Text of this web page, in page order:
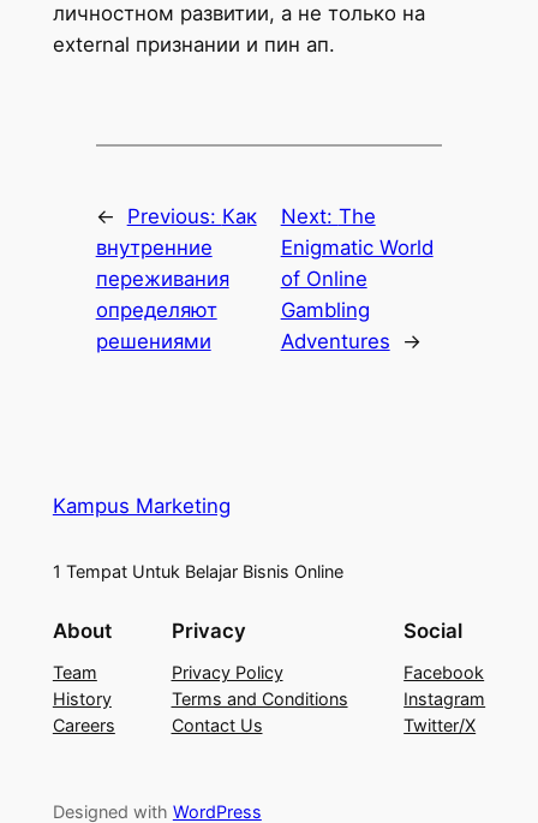
личностном развитии, а не только на
external признании и пин ап.
← Previous: Как
внутренние
переживания
определяют
решениями
Next: The
Enigmatic World
of Online
Gambling
Adventures
→
Kampus Marketing
1 Tempat Untuk Belajar Bisnis Online
About
Team
History
Careers
Privacy
Privacy Policy
Terms and Conditions
Contact Us
Social
Facebook
Instagram
Twitter/X
Designed with WordPress